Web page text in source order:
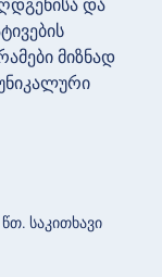
და
მიზნად
საკითხავი